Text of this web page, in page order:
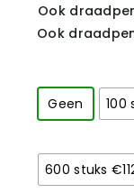
Ook
Ook
Geen 100
600 stuks